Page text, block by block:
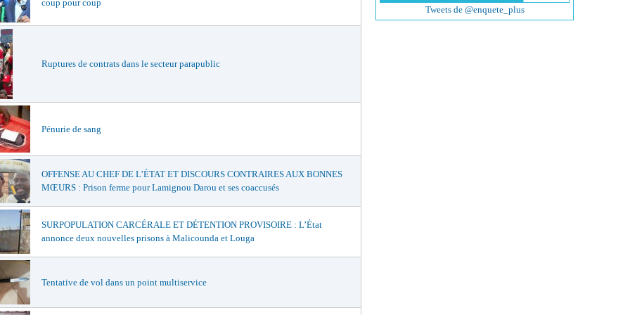
coup pour coup
Ruptures de contrats dans le secteur parapublic
Pénurie de sang
OFFENSE AU CHEF DE L’ÉTAT ET DISCOURS CONTRAIRES AUX BONNES
MŒURS : Prison ferme pour Lamignou Darou et ses coaccusés
SURPOPULATION CARCÉRALE ET DÉTENTION PROVISOIRE : L’État
annonce deux nouvelles prisons à Malicounda et Louga
Tentative de vol dans un point multiservice
Tweets de @enquete_plus